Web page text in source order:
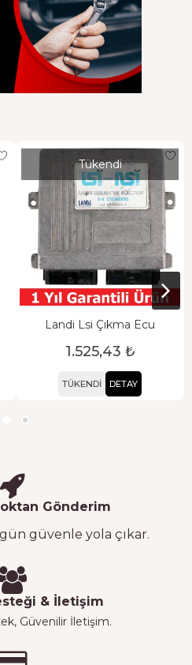
Tükendi
Landi Lsi Çıkma Ecu
1.525,43 ₺
TÜKENDI DETAY
Gönderim
güvenle yola çıkar.
& İletişim
Güvenilir İletişim.